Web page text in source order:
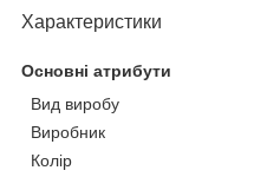
Характеристики
Основні атрибути
Вид виробу
Виробник
Колір